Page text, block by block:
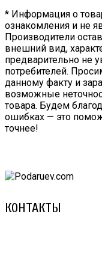
* Информация о
ознакомления и не
Производители
внешний вид,
предварительно не
потребителей.
данному факту и
возможные
товара. Будем
ошибках — это
точнее!
КОНТАКТЫ